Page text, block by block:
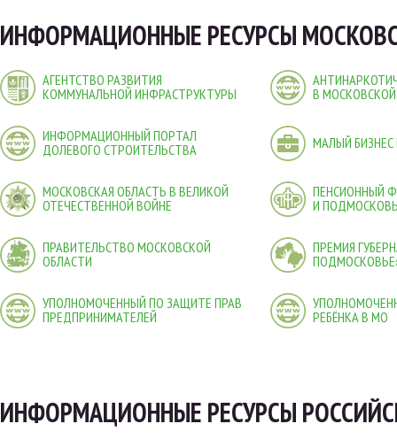
ИНФОРМАЦИОННЫЕ РЕСУРСЫ
АГЕНТСТВО РАЗВИТИЯ
КОММУНАЛЬНОЙ ИНФРАСТРУКТУРЫ
В
ИНФОРМАЦИОННЫЙ ПОРТАЛ
ДОЛЕВОГО СТРОИТЕЛЬСТВА
МАЛЫЙ
МОСКОВСКАЯ ОБЛАСТЬ В ВЕЛИКОЙ
ОТЕЧЕСТВЕННОЙ ВОЙНЕ
ПЕНСИОННЫЙ
И
ПРАВИТЕЛЬСТВО МОСКОВСКОЙ
ОБЛАСТИ
ПРЕМИЯ
УПОЛНОМОЧЕННЫЙ ПО ЗАЩИТЕ ПРАВ
ПРЕДПРИНИМАТЕЛЕЙ
РЕБЁНКА В МО
ИНФОРМАЦИОННЫЕ РЕСУРСЫ